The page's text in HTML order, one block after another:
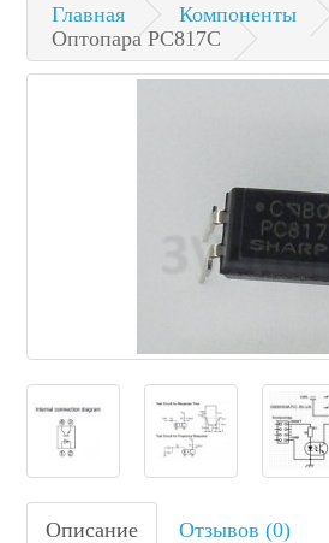
Главная
Компоненты
Оптопара PC817C
Описание Отзывов (0)